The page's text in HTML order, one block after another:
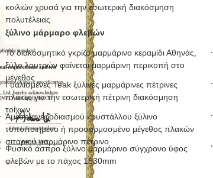
κοιλιών χρυσά για την εσωτερική διακόσμηση
πολυτέλειας
ξύλινο μάρμαρο φλεβών
Το διακοσμητικό γκρίζο μαρμάρινο κεραμίδι Αθηνάς,
ξύλο λουτρών φαίνεται μαρμάρινη περικοπή στο
μέγεθος
Γυαλισμένες Teak ξύλινες μαρμάρινες πέτρινες
πλάκες για την εσωτερική πέτρινη διακόσμηση
τοίχων
Άμεσο ανεφοδιασμού κρυστάλλου ξύλινο
τυποποιημένο ή προσαρμοσμένο μέγεθος πλακών
σιταριού μαρμάρινο πέτρινο
Φυσικό άσπρο ξύλινο μαρμάρινο σύγχρονο ύφος
φλεβών με το πάχος 1530mm